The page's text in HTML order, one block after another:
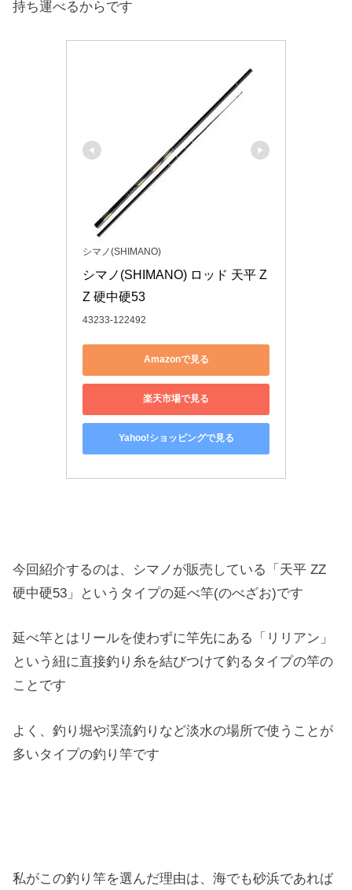
持ち運べるからです
シマノ(SHIMANO)
シマノ(SHIMANO) ロッド 天平 Z
Z 硬中硬53
43233-122492
Amazonで見る
楽天市場で見る
Yahoo!ショッピングで見る
今回紹介するのは、シマノが販売している「天平 ZZ
硬中硬53」というタイプの延べ竿(のべざお)です
延べ竿とはリールを使わずに竿先にある「リリアン」
という紐に直接釣り糸を結びつけて釣るタイプの竿の
ことです
よく、釣り堀や渓流釣りなど淡水の場所で使うことが
多いタイプの釣り竿です
私がこの釣り竿を選んだ理由は、海でも砂浜であれば